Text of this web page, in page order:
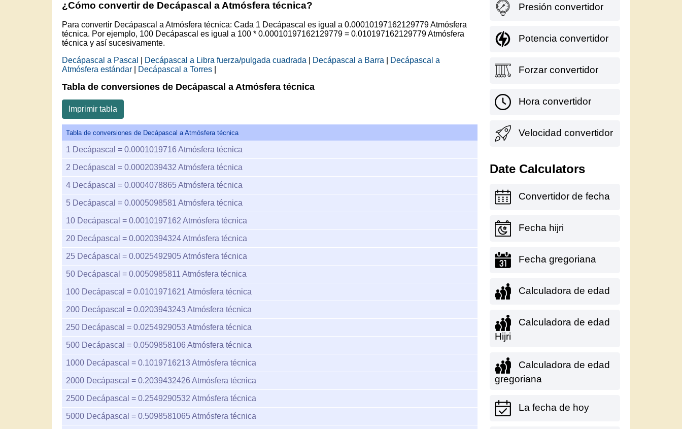
¿Cómo convertir de Decápascal a Atmósfera técnica?
Para convertir Decápascal a Atmósfera técnica: Cada 1 Decápascal es igual a 0.00010197162129779 Atmósfera
técnica. Por ejemplo, 100 Decápascal es igual a 100 * 0.00010197162129779 = 0.010197162129779 Atmósfera
técnica y así sucesivamente.
Decápascal a Pascal
Decápascal a Libra fuerza/pulgada cuadrada Decápascal a Barra
Decápascal a
Atmósfera estándar
Decápascal a Torres
Tabla de conversiones de Decápascal a Atmósfera técnica
Imprimir tabla
Tabla de conversiones de Decápascal a Atmósfera técnica
1 Decápascal = 0.0001019716 Atmósfera técnica
2 Decápascal = 0.0002039432 Atmósfera técnica
4 Decápascal = 0.0004078865Atmósfera técnica
5 Decápascal = 0.0005098581 Atmósfera técnica
10 Decápascal = 0.0010197162 Atmósfera técnica
20 Decápascal = 0.0020394324Atmósfera técnica
25 Decápascal = 0.0025492905Atmósfera técnica
50 Decápascal = 0.0050985811 Atmósfera técnica
100 Decápascal = 0.0101971621 Atmósfera técnica
200 Decápascal = 0.0203943243 Atmósfera técnica
250 Decápascal = 0.0254929053 Atmósfera técnica
500 Decápascal = 0.0509858106 Atmósfera técnica
1000 Decápascal = 0.1019716213 Atmósfera técnica
2000 Decápascal = 0.2039432426 Atmósfera técnica
2500 Decápascal = 0.2549290532 Atmósfera técnica
5000 Decápascal = 0.5098581065Atmósfera técnica
Presión convertidor
Potencia convertidor
Forzar convertidor
Hora convertidor
Velocidad convertidor
Date Calculators
Convertidor de fecha
Fecha hijri
Fecha gregoriana
Calculadora de edad
Calculadora de edad
Hijri
Calculadora de edad
gregoriana
La fecha de hoy